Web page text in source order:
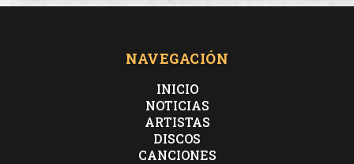
¿Y ahora qué? me digo, contemplo mis opciones
NAVEGACIÓN
INICIO
NOTICIAS
ARTISTAS
DISCOS
CANCIONES